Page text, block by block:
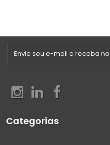
Categorias